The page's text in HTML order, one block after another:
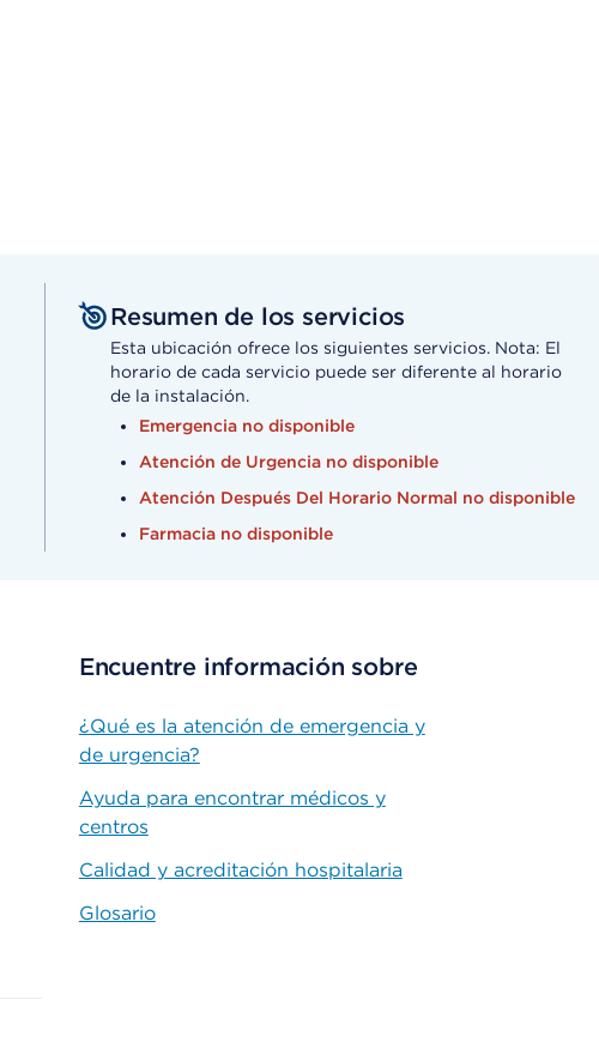
Resumen de los servicios
Esta ubicación ofrece los siguientes servicios. Nota: El
horario de cada servicio puede ser diferente al horario
de la instalación.
Emergencia no disponible
Atención de Urgencia no disponible
Atención Después Del Horario Normal no disponible
Farmacia no disponible
Encuentre información sobre
¿Qué es la atención de emergencia y
de urgencia?
Ayuda para encontrar médicos y
centros
Calidad y acreditación hospitalaria
Glosario